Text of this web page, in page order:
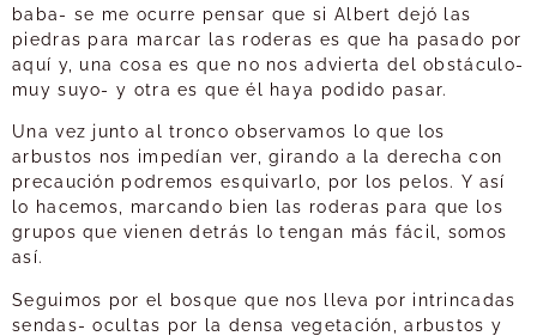
baba- se me ocurre pensar que si Albert dejó las
piedras para marcar las roderas es que ha pasado por
aquí y, una cosa es que no nos advierta del obstáculo-
muy suyo- y otra es que él haya podido pasar.
Una vez junto al tronco observamos lo que los
arbustos nos impedían ver, girando a la derecha con
precaución podremos esquivarlo, por los pelos. Y así
lo hacemos, marcando bien las roderas para que los
grupos que vienen detrás lo tengan más fácil, somos
así.
Seguimos por el bosque que nos lleva por intrincadas
sendas- ocultas por la densa vegetación, arbustos y